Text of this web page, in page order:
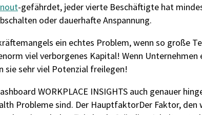
-gefährdet, jeder vierte Beschäftigte hat
oder dauerhafteAnspannung.
ein echtes Problem, wenn so große
viel verborgenes Kapital! Wenn
sie sehr viel Potenzial freilegen!
WORKPLACE INSIGHTS auch genauer
Probleme sind. Der HauptfaktorDer Faktor, den